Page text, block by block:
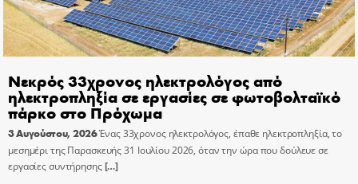
Νεκρός 33χρονος ηλεκτρολόγος από
ηλεκτροπληξία σε εργασίες σε φωτοβολταϊκό
πάρκο στο Πρόχωμα
3 Αυγούστου, 2026Ένας 33χρονος ηλεκτρολόγος, έπαθε ηλεκτροπληξία, το
μεσημέρι της Παρασκευής 31 Ιουλίου 2026, όταν την ώρα που δούλευε σε
εργασίες συντήρησης[…]